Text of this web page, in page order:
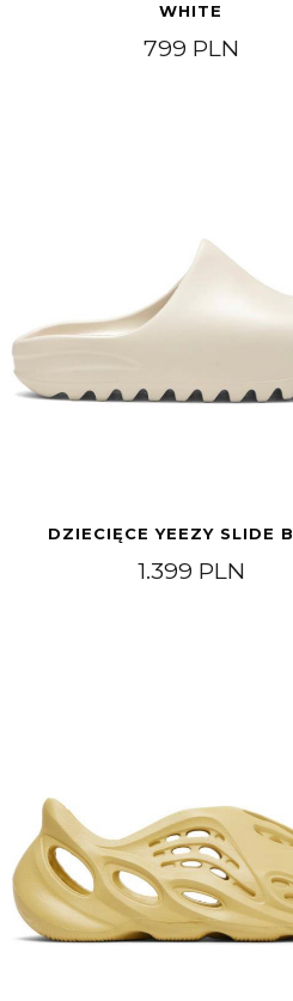
WHITE
799 PLN
DZIECIĘCE YEEZY SLIDE
1.399 PLN